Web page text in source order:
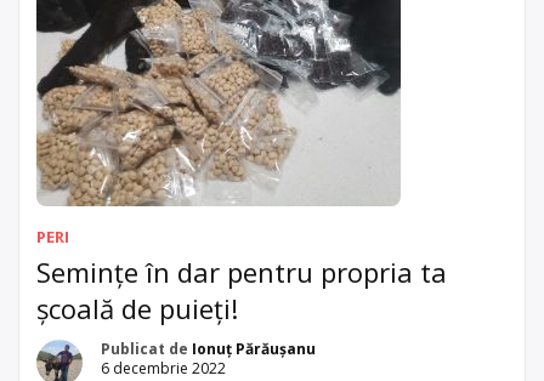
PERI
Semințe în dar pentru propria ta
școală de puieți!
Publicat de Ionuț Părăușanu
6 decembrie 2022